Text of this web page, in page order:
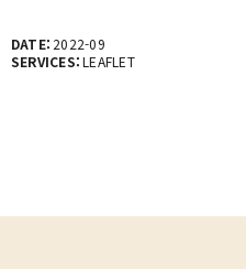
DATE: 2022-09
SERVICES:LEAFLET